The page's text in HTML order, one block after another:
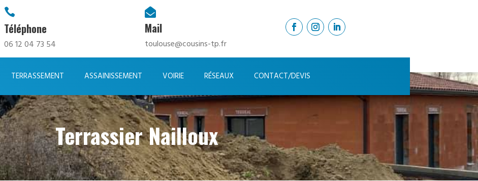

Téléphone
06 12 04 73 54

Mail
toulouse@cousins-tp.fr
TERRASSEMENT ASSAINISSEMENT VOIRIE RÉSEAUX CONTACT/DEVIS
Terrassier Nailloux